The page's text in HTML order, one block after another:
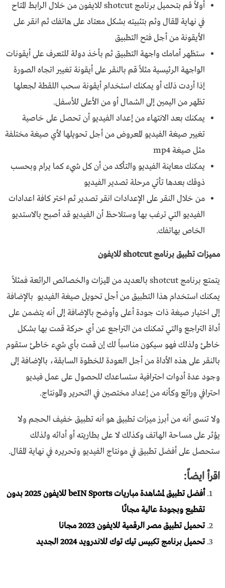
أولاً قم بتحميل برنامج shotcut للايفون من خلال الرابط المتاح
في نهاية المقال وثم بتثبيته بشكل معتاد على هاتفك ثم انقر على
الأيقونة من أجل فتح التطبيق
ستظهر أمامك واجهة التطبيق ثم بأخذ دولة للتعرف على أيقونات
الواجهة الرئيسية مثلاً قم بالنقر على أيقونة تغيير اتجاه الصورة
إذا أردت ذلك أو يمكنك استخدام أيقونة سحب اللقطة لجعلها
تظهر من اليمين إلى الشمال أو من الأعلى للأسفل.
يمكنك بعد الانتهاء من إعداد الفيديو أن تحصل على خاصية
تغيير صيغة الفيديو المعروض من أجل تحويلها لأي صيغة مختلفة
مثل صيغة mp4
يمكنك معاينة الفيديو والتأكد من أن كل شيء كما يرام وبحسب
ذوقك بعدها تأتي مرحلة تصدير الفيديو
من خلال النقر على الإعدادات انقر تصدير ثم اختر كافة اعدادات
الفيديو التي ترغب بها وستلاحظ أن الفيديو قد أصبح بالاستديو
الخاص بهاتفك.
مميزات تطبيق برنامج shotcut للايفون
يتمتع برنامج shotcut بالعديد من الميزات والخصائص الرائعة فمثلاً
يمكنك استخدام هذا التطبيق من أجل تحويل صيغة الفيديو بالإضافة
إلى اختيار صيغة ذات جودة أعلى وأوضح بالإضافة إلى أنه يتضمن على
أداة التراجع والتي تمكنك من التراجع عن أي حركة قمت بها بشكل
خاطئ ولذلك فهو سيكون مناسباً لك إن قمت بأي شيء خاطئ ستقوم
بالنقر على هذه الأداة من أجل العودة للخطوة السابقة، بالإضافة إلى
وجود عدة أدوات احترافية ستساعدك للحصول على عمل فيديو
احترافي ورائع وكأنه من إعداد مختصين في التحرير والمونتاج.
ولا تنسى أنه من أبرز ميزات تطبيق هو أنه تطبيق خفيف الحجم ولا
يؤثر على مساحة الهاتف وكذلك لا على بطاريته أو أدائه ولذلك
ستحصل على أفضل تطبيق في مونتاج الفيديو وتحريره في نهاية المقال.
اقرأ ايضاً:
أفضل تطبيق لمشاهدة مباريات beIN Sports للايفون 2025 بدون
تقطيع وبجودة عالية مجانًا
تحميل تطبيق مصر الرقمية للايفون 2023 مجانا
تحميل برنامج تكبيس تيك توك للاندرويد 2024 الجديد